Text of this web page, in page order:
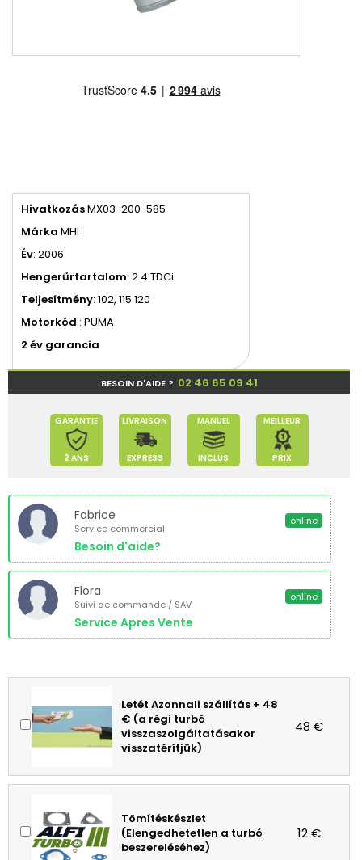
HivatkozásMX03-200-585
Márka MHI
Év: 2006
Hengerűrtartalom: 2.4 TDCi
Teljesítmény: 102, 115 120
Motorkód : PUMA
2 év garancia
BESOIN D'AIDE ? 02 46 65 09 41
GARANTIE
2 ANS
LIVRAISON
EXPRESS
MANUEL
INCLUS
MEILLEUR
PRIX
Fabrice
Service commercial
Besoin d'aide?
online
Flora
Suivi de commande / SAV
Service Apres Vente
online
Letét Azonnali szállítás + 48
€ (a régi turbó
visszaszolgáltatásakor
visszatérítjük)
48 €
Tömítéskészlet
(Elengedhetetlen a turbó
beszereléséhez)
12 €